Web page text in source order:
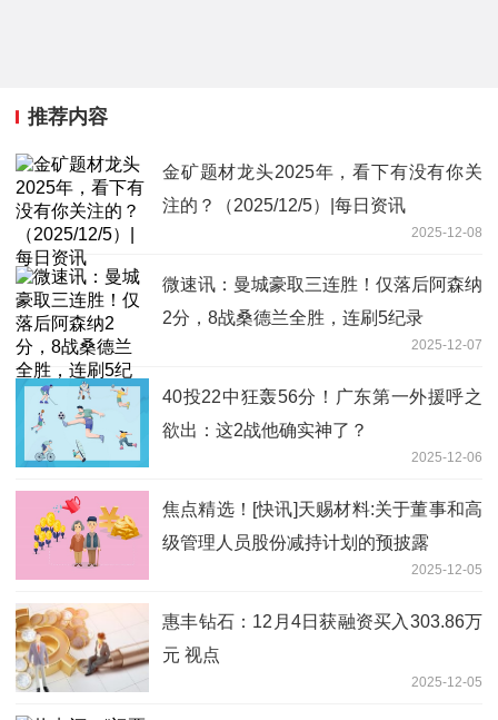
推荐内容
金矿题材龙头2025年，看下有没有你关
注的？（2025/12/5）|每日资讯
2025-12-08
微速讯：曼城豪取三连胜！仅落后阿森纳
2分，8战桑德兰全胜，连刷5纪录
2025-12-07
40投22中狂轰56分！广东第一外援呼之
欲出：这2战他确实神了？
2025-12-06
焦点精选！[快讯]天赐材料:关于董事和高
级管理人员股份减持计划的预披露
2025-12-05
惠丰钻石：12月4日获融资买入303.86万
元 视点
2025-12-05